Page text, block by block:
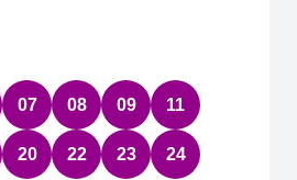
07 08 09 11
20 22 23 24